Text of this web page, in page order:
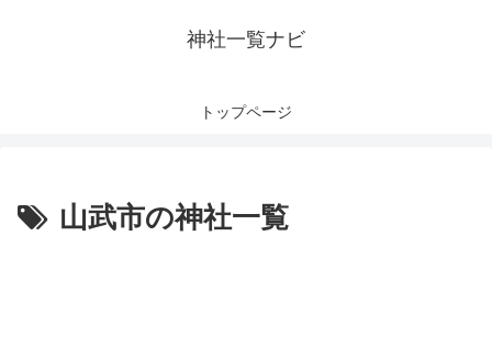
神社一覧ナビ
トップページ
山武市の神社一覧